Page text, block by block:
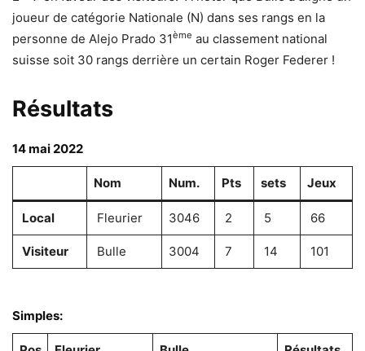
joueur de catégorie Nationale (N) dans ses rangs en la
personne de Alejo Prado 31ème au classement national
suisse soit 30 rangs derrière un certain Roger Federer !
Résultats
14 mai 2022
Nom Num. Pts sets Jeux
Local Fleurier 3046 2 5 66
Visiteur Bulle 3004 7 14 101
Simples: